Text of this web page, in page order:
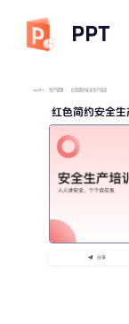
PPT
imyPPT / 生产管理 / 红色简约安全生产培训
红色简约安全生
分享